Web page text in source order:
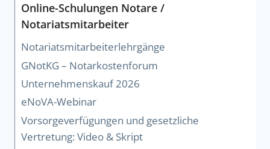
Online-Schulungen Notare /
Notariatsmitarbeiter
Notariatsmitarbeiterlehrgänge
GNotKG – Notarkostenforum
Unternehmenskauf 2026
eNoVA-Webinar
Vorsorgeverfügungen und gesetzliche
Vertretung: Video & Skript